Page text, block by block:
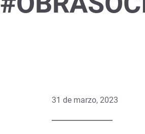
31 de marzo, 2023